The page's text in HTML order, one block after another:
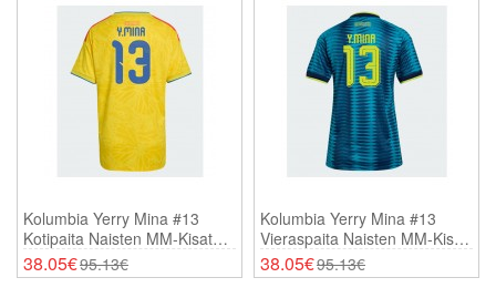
Kolumbia Yerry Mina #13
Kotipaita Naisten MM-Kisat
2026 Lyhythihainen
38.05€95.13€
Kolumbia Yerry Mina #13
Vieraspaita Naisten MM-Kisat
2026 Lyhythihainen
38.05€95.13€